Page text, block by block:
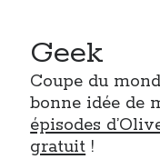
Geek
Coupe du
bonne idée de
épisodes
gratuit !